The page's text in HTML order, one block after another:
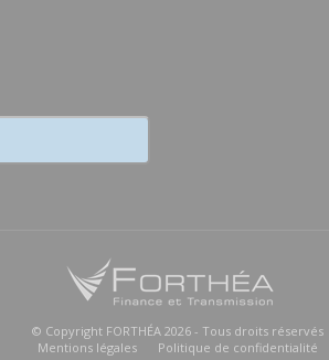
© Copyright FORTHÉA 2026 - Tous droits réservés
Mentions légales
Politique de confidentialité